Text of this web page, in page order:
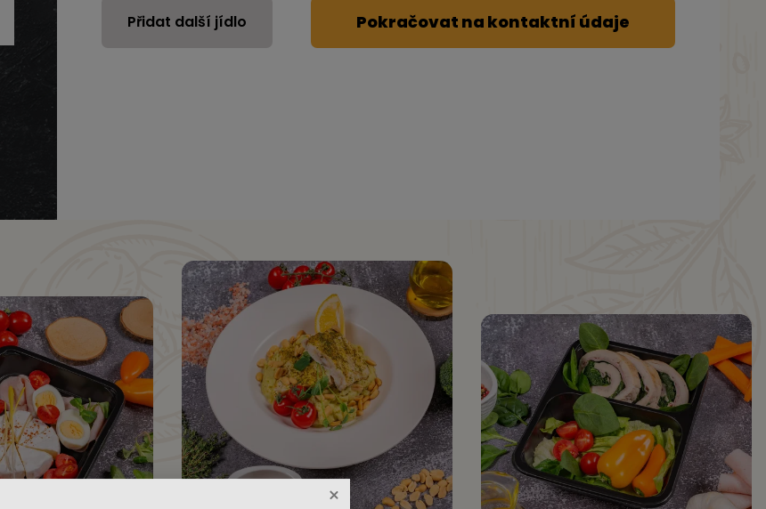
Přidat další jídlo Pokračovat na kontaktní údaje